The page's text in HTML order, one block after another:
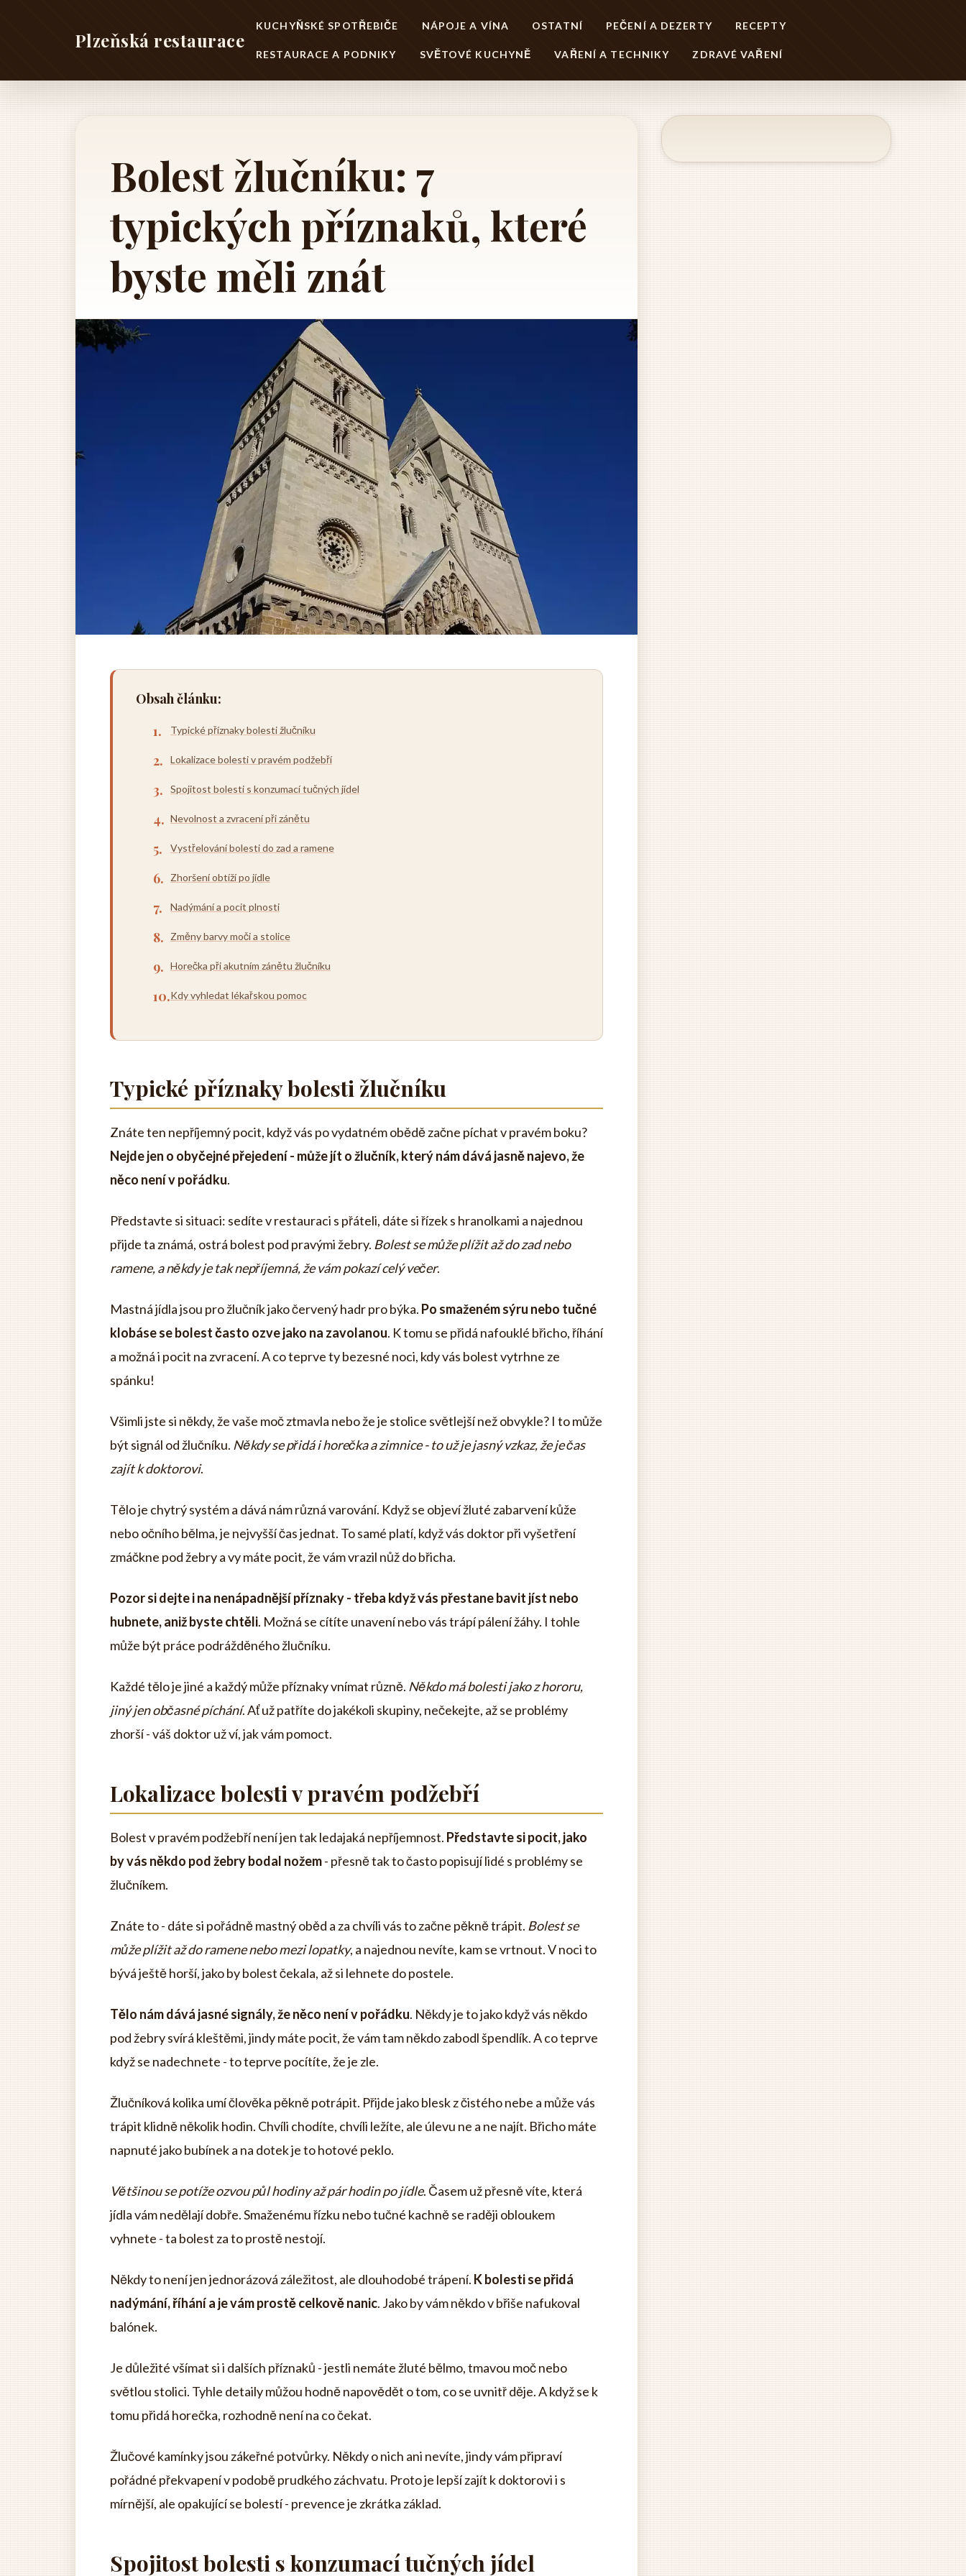
Plzeňská restaurace
KUCHYŇSKÉ SPOTŘEBIČE NÁPOJE A VÍNA OSTATNÍ PEČENÍ A DEZERTY RECEPTY
RESTAURACE A PODNIKY SVĚTOVÉ KUCHYNĚ VAŘENÍ A TECHNIKY ZDRAVÉ VAŘENÍ
Bolest žlučníku: 7
typických příznaků, které
byste měli znát
Obsah článku:
Typické příznaky bolesti žlučníku
Lokalizace bolesti v pravém podžebří
Spojitost bolesti s konzumací tučných jídel
Nevolnost a zvracení při zánětu
Vystřelování bolesti do zad a ramene
Zhoršení obtíží po jídle
Nadýmání a pocit plnosti
Změny barvy moči a stolice
Horečka při akutním zánětu žlučníku
Kdy vyhledat lékařskou pomoc
Typické příznaky bolesti žlučníku
Znáte ten nepříjemný pocit, když vás po vydatném obědě začne píchat v pravém boku?
Nejde jen o obyčejné přejedení - může jít o žlučník, který nám dává jasně najevo, že
něco není v pořádku.
Představte si situaci: sedíte v restauraci s přáteli, dáte si řízek s hranolkami a najednou
přijde ta známá, ostrá bolest pod pravými žebry. Bolest se může plížit až do zad nebo
ramene, a někdy je tak nepříjemná, že vám pokazí celý večer.
Mastná jídla jsou pro žlučník jako červený hadr pro býka. Po smaženém sýru nebo tučné
klobáse se bolest často ozve jako na zavolanou. K tomu se přidá nafouklé břicho, říhání
a možná i pocit na zvracení. A co teprve ty bezesné noci, kdy vás bolest vytrhne ze
spánku!
Všimli jste si někdy, že vaše moč ztmavla nebo že je stolice světlejší než obvykle? I to může
být signál od žlučníku. Někdy se přidá i horečka a zimnice - to už je jasný vzkaz, že je čas
zajít k doktorovi.
Tělo je chytrý systém a dává nám různá varování. Když se objeví žluté zabarvení kůže
nebo očního bělma, je nejvyšší čas jednat. To samé platí, když vás doktor při vyšetření
zmáčkne pod žebry a vy máte pocit, že vám vrazil nůž do břicha.
Pozor si dejte i na nenápadnější příznaky - třeba když vás přestane bavit jíst nebo
hubnete, aniž byste chtěli. Možná se cítíte unavení nebo vás trápí pálení žáhy. I tohle
může být práce podrážděného žlučníku.
Každé tělo je jiné a každý může příznaky vnímat různě. Někdo má bolesti jako z hororu,
jiný jen občasné píchání. Ať už patříte do jakékoli skupiny, nečekejte, až se problémy
zhorší - váš doktor už ví, jak vám pomoct.
Lokalizace bolesti v pravém podžebří
Bolest v pravém podžebří není jen tak ledajaká nepříjemnost. Představte si pocit, jako
by vás někdo pod žebry bodal nožem- přesně tak to často popisují lidé s problémy se
žlučníkem.
Znáte to - dáte si pořádně mastný oběd a za chvíli vás to začne pěkně trápit. Bolest se
může plížit až do ramene nebo mezi lopatky, a najednou nevíte, kam se vrtnout. V noci to
bývá ještě horší, jako by bolest čekala, až si lehnete do postele.
Tělo nám dává jasné signály, že něco není v pořádku. Někdy je to jako když vás někdo
pod žebry svírá kleštěmi, jindy máte pocit, že vám tam někdo zabodl špendlík. A co teprve
když se nadechnete - to teprve pocítíte, že je zle.
Žlučníková kolika umí člověka pěkně potrápit. Přijde jako blesk z čistého nebe a může vás
trápit klidně několik hodin. Chvíli chodíte, chvíli ležíte, ale úlevu ne a ne najít. Břicho máte
napnuté jako bubínek a na dotek je to hotové peklo.
Většinou se potíže ozvou půl hodiny až pár hodin po jídle. Časem už přesně víte, která
jídla vám nedělají dobře. Smaženému řízku nebo tučné kachně se raději obloukem
vyhnete - ta bolest za to prostě nestojí.
Někdy to není jen jednorázová záležitost, ale dlouhodobé trápení. K bolesti se přidá
nadýmání, říhání a je vám prostě celkově nanic. Jako by vám někdo v břiše nafukoval
balónek.
Je důležité všímat si i dalších příznaků - jestli nemáte žluté bělmo, tmavou moč nebo
světlou stolici. Tyhle detaily můžou hodně napovědět o tom, co se uvnitř děje. A když se k
tomu přidá horečka, rozhodně není na co čekat.
Žlučové kamínky jsou zákeřné potvůrky. Někdy o nich ani nevíte, jindy vám připraví
pořádné překvapení v podobě prudkého záchvatu. Proto je lepší zajít k doktorovi i s
mírnější, ale opakující se bolestí - prevence je zkrátka základ.
Spojitost bolesti s konzumací tučných jídel